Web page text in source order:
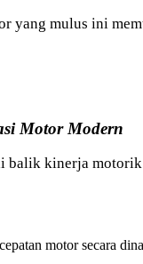
yang mulus ini
Motor Modern
kinerja
motor secara